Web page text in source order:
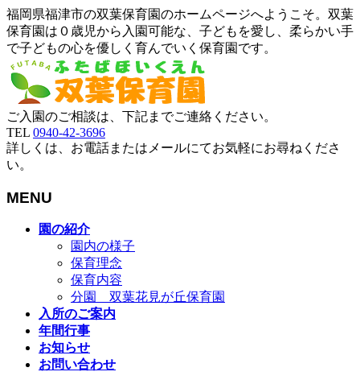
福岡県福津市の双葉保育園のホームページへようこそ。双葉
保育園は０歳児から入園可能な、子どもを愛し、柔らかい手
で子どもの心を優しく育んでいく保育園です。
ご入園のご相談は、下記までご連絡ください。
TEL 0940-42-3696
詳しくは、お電話またはメールにてお気軽にお尋ねくださ
い。
MENU
園の紹介
園内の様子
保育理念
保育内容
分園 双葉花見が丘保育園
入所のご案内
年間行事
お知らせ
お問い合わせ